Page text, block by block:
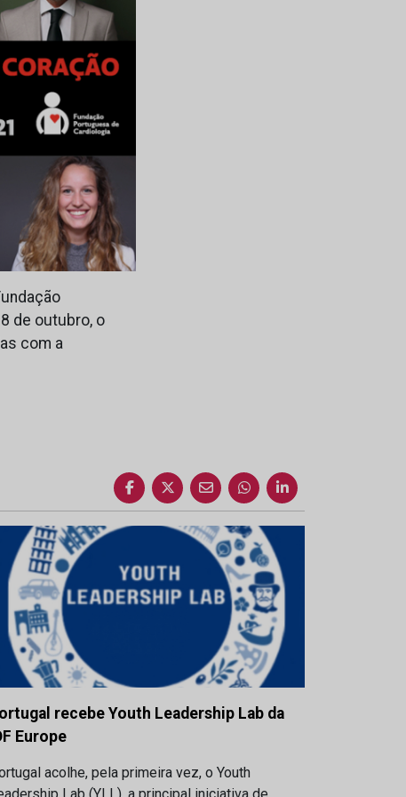
de outubro, o
com a
recebe Youth Leadership Lab da
Europe
acolhe, pela primeira vez, o Youth